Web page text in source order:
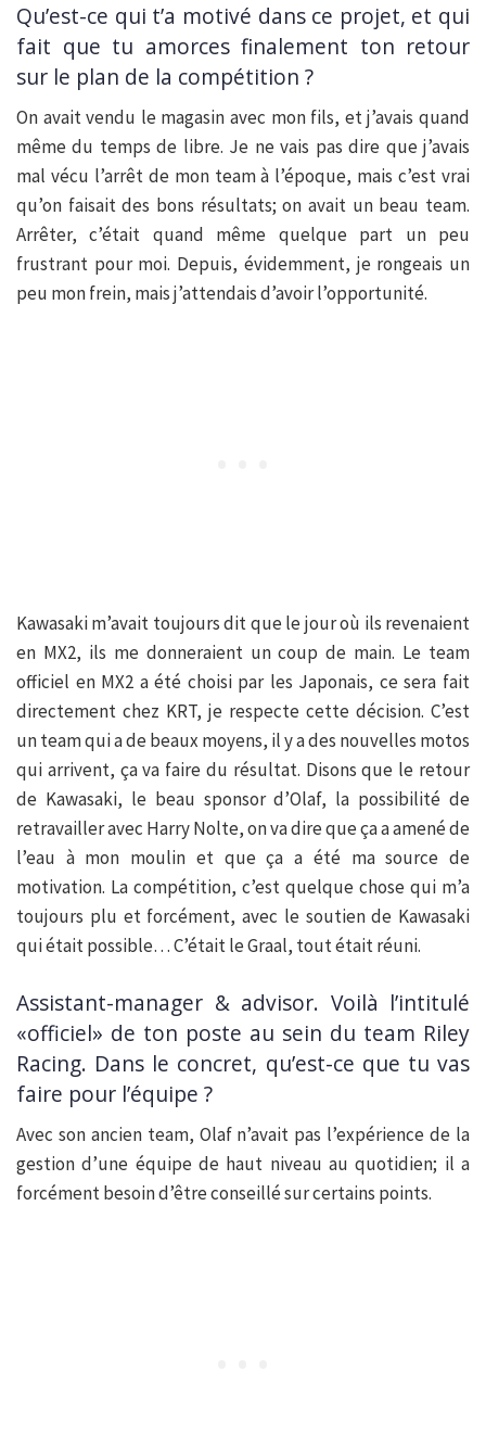
Qu’est-ce qui t’a motivé dans ce projet, et qui
fait que tu amorces finalement ton retour
sur le plan de la compétition ?
On avait vendu le magasin avec mon fils, et j’avais quand
même du temps de libre. Je ne vais pas dire que j’avais
mal vécu l’arrêt de mon team à l’époque, mais c’est vrai
qu’on faisait des bons résultats; on avait un beau team.
Arrêter, c’était quand même quelque part un peu
frustrant pour moi. Depuis, évidemment, je rongeais un
peu mon frein, mais j’attendais d’avoir l’opportunité.
Kawasaki m’avait toujours dit que le jour où ils revenaient
en MX2, ils me donneraient un coup de main. Le team
officiel en MX2 a été choisi par les Japonais, ce sera fait
directement chez KRT, je respecte cette décision. C’est
un team qui a de beaux moyens, il y a des nouvelles motos
qui arrivent, ça va faire du résultat. Disons que le retour
de Kawasaki, le beau sponsor d’Olaf, la possibilité de
retravailler avec Harry Nolte, on va dire que ça a amené de
l’eau à mon moulin et que ça a été ma source de
motivation. La compétition, c’est quelque chose qui m’a
toujours plu et forcément, avec le soutien de Kawasaki
qui était possible… C’était le Graal, tout était réuni.
Assistant-manager & advisor. Voilà l’intitulé
«officiel» de ton poste au sein du team Riley
Racing. Dans le concret, qu’est-ce que tu vas
faire pour l’équipe ?
Avec son ancien team, Olaf n’avait pas l’expérience de la
gestion d’une équipe de haut niveau au quotidien; il a
forcément besoin d’être conseillé sur certains points.